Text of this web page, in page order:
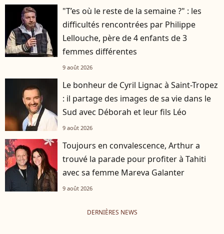
"T’es où le reste de la semaine ?" : les
difficultés rencontrées par Philippe
Lellouche, père de 4 enfants de 3
femmes différentes
9 août 2026
Le bonheur de Cyril Lignac à Saint-Tropez
: il partage des images de sa vie dans le
Sud avec Déborah et leur fils Léo
9 août 2026
Toujours en convalescence, Arthur a
trouvé la parade pour profiter à Tahiti
avec sa femme Mareva Galanter
9 août 2026
DERNIÈRES NEWS